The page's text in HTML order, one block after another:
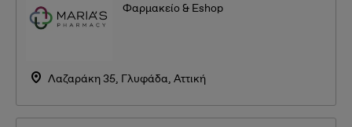
Φαρμακείο & Eshop
Λαζαράκη 35, Γλυφάδα, Αττική